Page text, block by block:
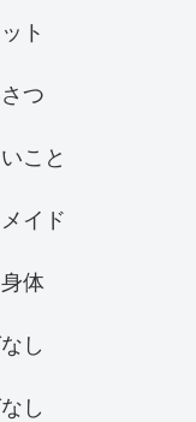
ト
つ
こと
イド
体
し
し